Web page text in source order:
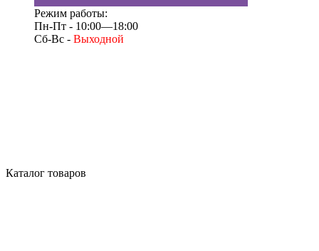
Режим работы:
Пн-Пт - 10:00—18:00
Сб-Вс - Выходной
Каталог товаров